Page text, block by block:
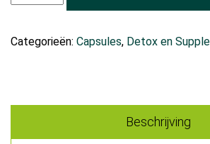
Nagel
Categorieën: Capsules, Detox en
Beschrijving